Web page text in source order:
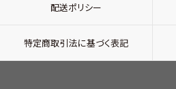
配送ポリシー
特定商取引法に基づく表記